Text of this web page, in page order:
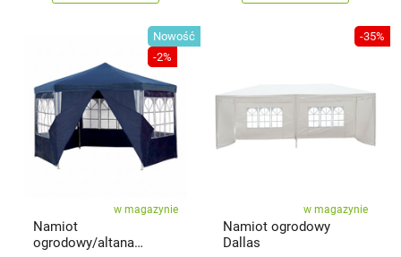
Nowość
-2%
w magazynie
Namiot
ogrodowy/altana
-35%
w magazynie
Namiot ogrodowy
Dallas